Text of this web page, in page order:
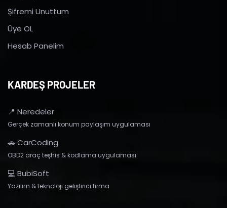
Şifremi Unuttum
Üye OL
Hesab Panelim
KARDEŞ PROJELER
📍 Neredeler
Gerçek zamanlı konum paylaşım uygulaması
🚗 CarCoding
OBD2 araç teşhis & kodlama uygulaması
💻 BubiSoft
Yazılım & teknoloji geliştirici firma